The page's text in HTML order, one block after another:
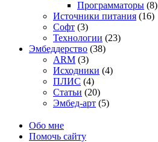
Программаторы (8)
Источники питания (16)
Софт (3)
Технологии (23)
Эмбеддерство (38)
ARM (3)
Исходники (4)
ПЛИС (4)
Статьи (20)
Эмбед-арт (5)
Обо мне
Помочь сайту